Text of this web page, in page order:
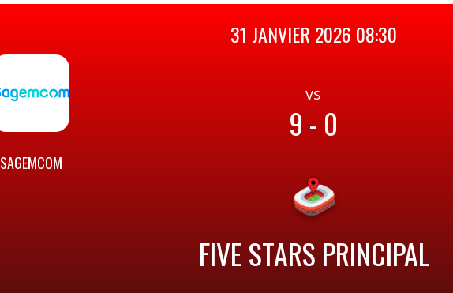
31 JANVIER 2026 08:30
SAGEMCOM
vs
9 - 0
FIVE STARS PRINCIPAL